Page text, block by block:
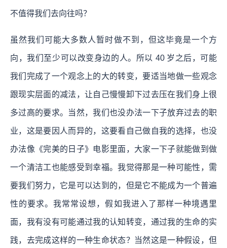
不值得我们去向往吗？
虽然我们可能大多数人暂时做不到，但这毕竟是一个方
向，我们至少可以改变身边的人。所以 40 岁之后，可能
我们完成了一个观念上的大的转变，要适当地做一些观念
跟现实层面的减法，让自己慢慢卸下过去压在我们身上很
多过高的要求。当然，我们也没办法一下子放弃过去的职
业，这是要因人而异的，这要看自己做自我的选择，也没
办法像《完美的日子》电影里面，大家一下子就能做到做
一个清洁工也能感受到幸福。我觉得那是一种可能性，需
要我们努力，它是可以达到的，但是它不能成为一个普遍
性的要求。我常常设想，假如我进入了那样一种境遇里
面，我有没有可能通过我的认知转变，通过我的生命的实
践，去完成这样的一种生命状态？当然这是一种假设，但